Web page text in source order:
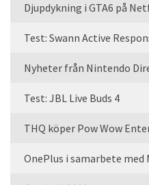
Djupdykning i GTA6 på
Test: Swann Active
Nyheter från Nintendo
Test: JBL Live Buds 4
THQ köper Pow Wow
OnePlus i samarbete med